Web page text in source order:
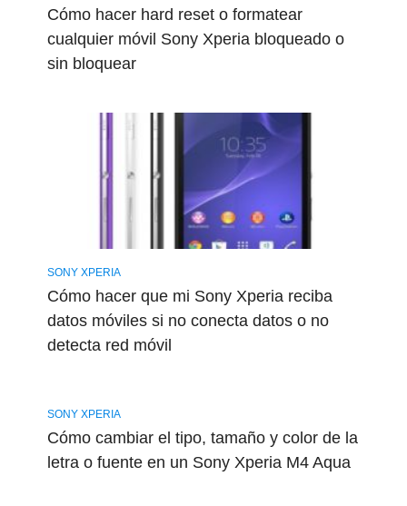
Cómo hacer hard reset o formatear
cualquier móvil Sony Xperia bloqueado o
sin bloquear
SONY XPERIA
Cómo hacer que mi Sony Xperia reciba
datos móviles si no conecta datos o no
detecta red móvil
SONY XPERIA
Cómo cambiar el tipo, tamaño y color de la
letra o fuente en un Sony Xperia M4 Aqua